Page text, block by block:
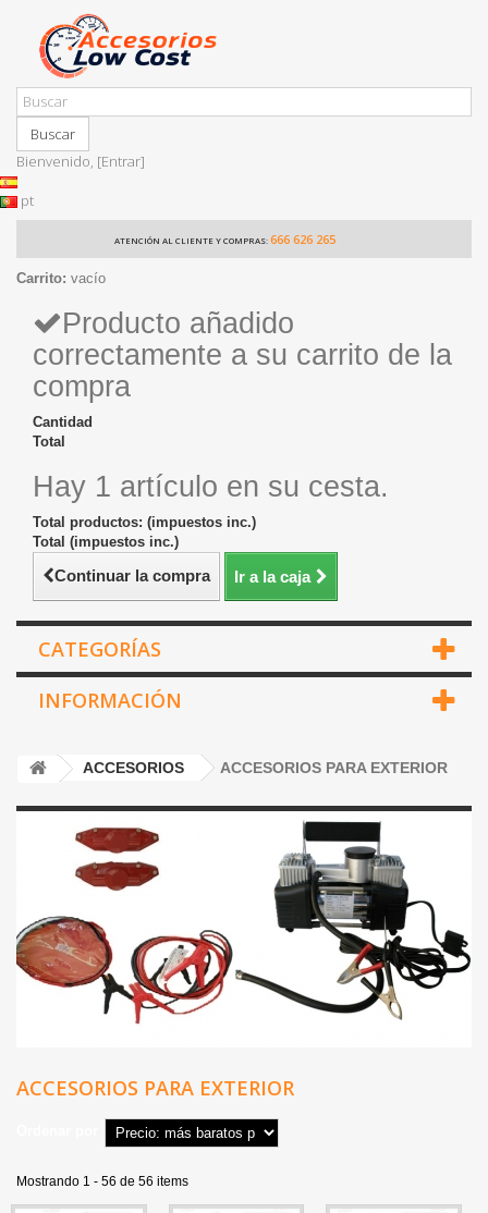
Buscar
Bienvenido, [Entrar]
pt
ATENCIÓN AL CLIENTE Y COMPRAS: 666 626 265
Carrito: vacío
Producto añadido
correctamente a su carrito de la
compra
Cantidad
Total
Hay 1 artículo en su cesta.
Total productos: (impuestos inc.)
Total (impuestos inc.)
Continuar la compra Ir a la caja
CATEGORÍAS
INFORMACIÓN
ACCESORIOS ACCESORIOS PARA EXTERIOR
ACCESORIOS PARA EXTERIOR
Mostrando 1 - 56 de 56 items